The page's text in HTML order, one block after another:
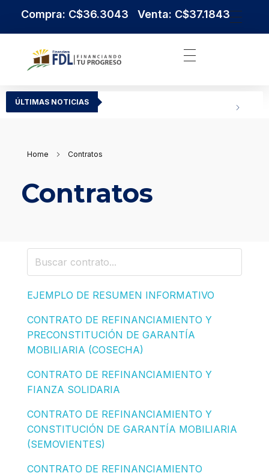
Compra: C$36.3043 Venta: C$37.1843
ÚLTIMAS NOTICIAS
Home Contratos
Contratos
EJEMPLO DE RESUMEN INFORMATIVO
CONTRATO DE REFINANCIAMIENTO Y
PRECONSTITUCIÓN DE GARANTÍA
MOBILIARIA (COSECHA)
CONTRATO DE REFINANCIAMIENTO Y
FIANZA SOLIDARIA
CONTRATO DE REFINANCIAMIENTO Y
CONSTITUCIÓN DE GARANTÍA MOBILIARIA
(SEMOVIENTES)
CONTRATO DE REFINANCIAMIENTO